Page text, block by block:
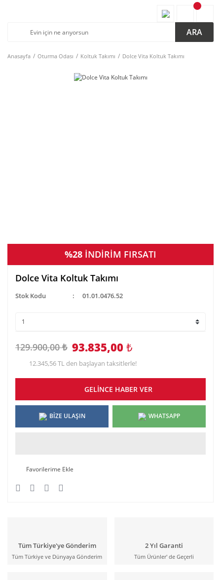
ARA
Anasayfa Oturma Odası Koltuk Takımı Dolce Vita Koltuk Takımı
%28 İNDİRİM FIRSATI
Dolce Vita Koltuk Takımı
Stok Kodu 01.01.0476.52
129.900,00 ₺ 93.835,00 ₺
12.345,56 TL den başlayan taksitlerle!
GELİNCE HABER VER
BİZE ULAŞIN WHATSAPP
Tüm Türkiye'ye Gönderim
Tüm Türkiye ve Dünyaya Gönderim
2 Yıl Garanti
Tüm Ürünler' de Geçerli